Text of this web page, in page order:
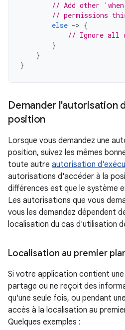
// Add other
// permissions
else -> {
// Ignore all
}
}
}
Demander l'autorisation
position
Lorsque vous demandez une
position, suivez les mêmes
toute autre autorisation
autorisations d'accéder à la
différences est que le système
Les autorisations que vous
vous les demandez dépendent
localisation du cas d'utilisation
Localisation au premier
Si votre application contient
partage ou ne reçoit des
qu'une seule fois, ou pendant
accès à la localisation au
Quelques exemples :